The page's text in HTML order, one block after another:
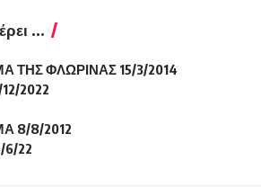
...
ΤΗΣ ΦΛΩΡΙΝΑΣ 15/3/2014
2022
8/8/2012
6/22